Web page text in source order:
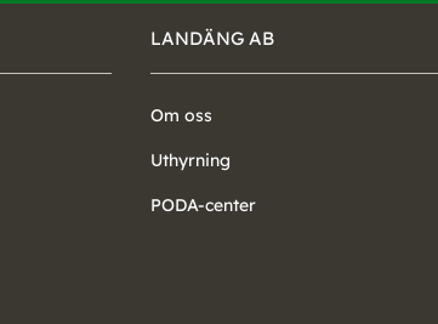
LANDÄNG AB
Om oss
Uthyrning
PODA-center